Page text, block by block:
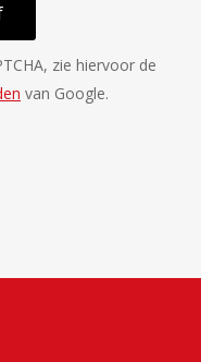
zie hiervoor de
van Google.